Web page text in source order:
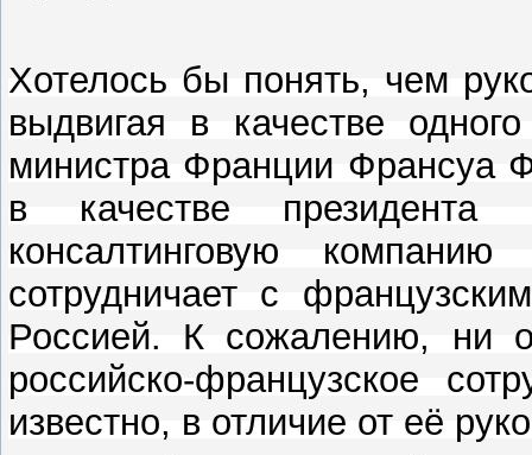
Хотелось бы понять, чем
выдвигая в качестве
министра Франции Франсуа
в качестве
консалтинговую
сотрудничает с
Россией. К сожалению,
российско-французское
известно, в отличие от её